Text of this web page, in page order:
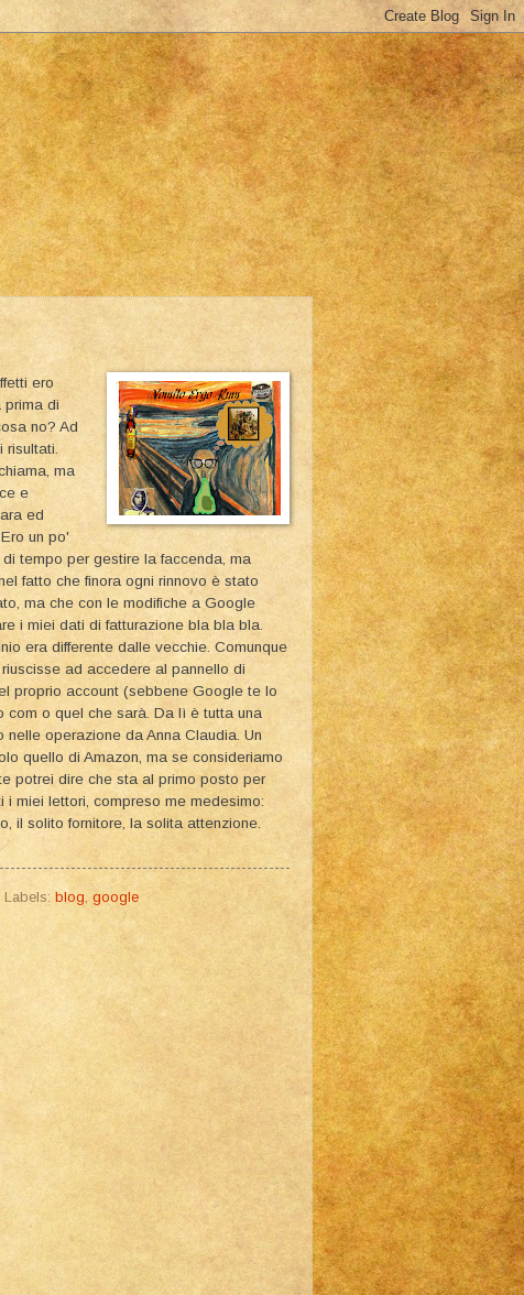
ero
di
no? Ad
ma
e
ed
un po'
tempo per gestire la faccenda, ma
fatto che finora ogni rinnovo è stato
ma che con le modifiche a Google
i miei dati di fatturazione bla bla bla.
era differente dalle vecchie. Comunque
ad accedere al pannello di
proprio account (sebbene Google te lo
com o quel che sarà. Da lì è tutta una
operazione da Anna Claudia. Un
quello di Amazon, ma se consideriamo
potrei dire che sta al primo posto per
miei lettori, compreso me medesimo:
il solito fornitore, la solita attenzione.
Labels: blog google